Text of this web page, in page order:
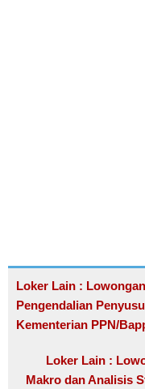
Loker Lain :
Pengendalian
Kementerian PPN/
Loker Lain :
Makro dan Analisis